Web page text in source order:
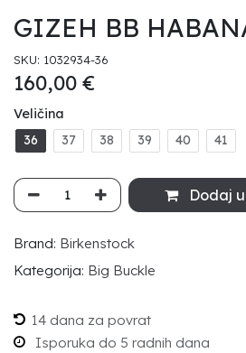
GIZEH BB
SKU: 1032934-36
160,00 €
Veličina
36
37 38 39 40 41
Dodaj
Brand: Birkenstock
Kategorija: Big Buckle
14 dana za povrat
Isporuka do 5 radnih dana